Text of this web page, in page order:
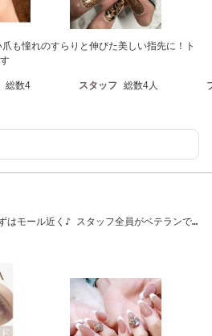
も憧れのすらりと伸びた美しい指先に！ト
総数4 スタッフ 総数4人
モール近く♪ スタッフ全員がベテランで